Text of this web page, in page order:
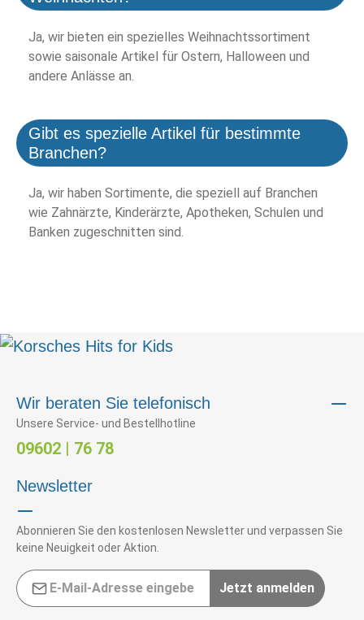
Ja, wir bieten ein spezielles Weihnachtssortiment
sowie saisonale Artikel für Ostern, Halloween und
andere Anlässe an.
Gibt es spezielle Artikel für bestimmte
Branchen?
Ja, wir haben Sortimente, die speziell auf Branchen
wie Zahnärzte, Kinderärzte, Apotheken, Schulen und
Banken zugeschnitten sind.
Wir beraten Sie telefonisch
Unsere Service- und Bestellhotline
09602 | 76 78
Newsletter
Abonnieren Sie den kostenlosen Newsletter und verpassen Sie
keine Neuigkeit oder Aktion.
E-Mail-Adresse*
Jetzt anmelden